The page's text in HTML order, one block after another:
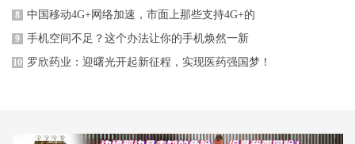
8 中国移动4G+网络加速，市面上那些支持4G+的
9 手机空间不足？这个办法让你的手机焕然一新
10 罗欣药业：迎曙光开起新征程，实现医药强国梦！